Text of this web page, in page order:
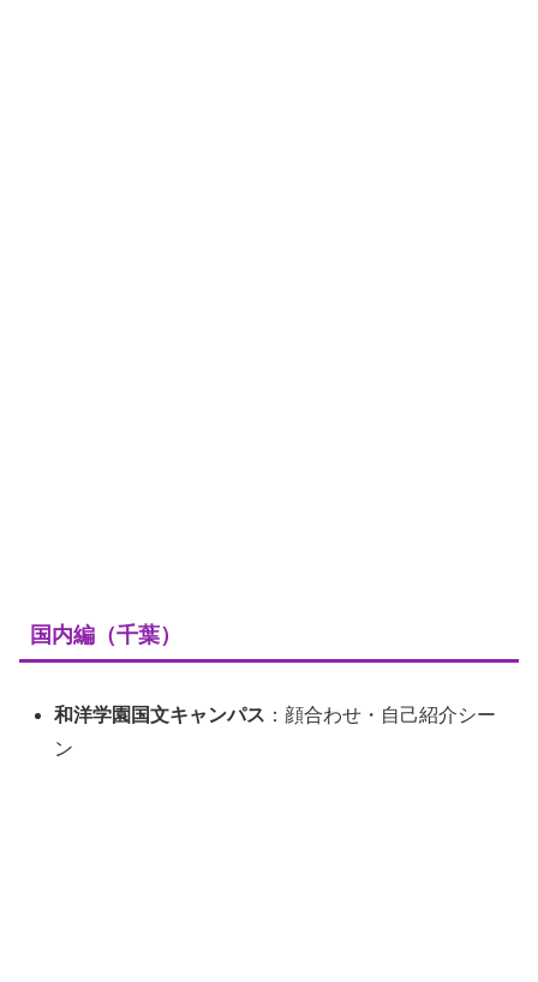
国内編（千葉）
和洋学園国文キャンパス ：顔合わせ・自己紹介シー
ン